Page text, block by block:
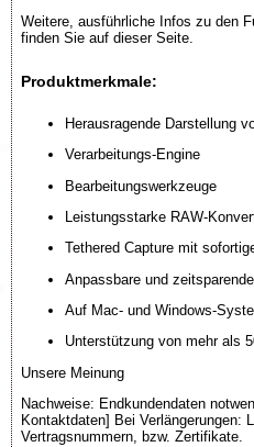
Weitere, ausführliche Infos zu den
finden Sie auf dieser Seite.
Produktmerkmale:
Herausragende Darstellung
Verarbeitungs-Engine
Bearbeitungswerkzeuge
Leistungsstarke RAW-
Tethered Capture mit
Anpassbare und
Auf Mac- und Windows-
Unterstützung von mehr als
Unsere Meinung
Nachweise: Endkundendaten
Kontaktdaten] Bei Verlängerungen:
Vertragsnummern, bzw. Zertifikate.